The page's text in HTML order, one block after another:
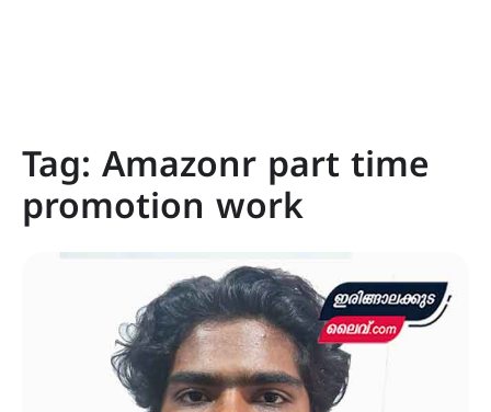
Tag: Amazonr part time
promotion work